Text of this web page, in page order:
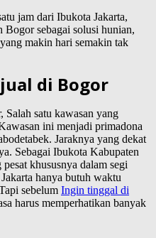
jam dari Ibukota Jakarta,
sebagai solusi hunian,
makin hari semakin tak
di Bogor
satu kawasan yang
ini menjadi primadona
Jaraknya yang dekat
Sebagai Ibukota Kabupaten
khususnya dalam segi
hanya butuh waktu
sebelum Ingin tinggal di
harus memperhatikan banyak